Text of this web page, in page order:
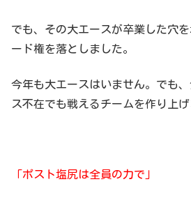
でも、その大エースが卒業した穴
ード権を落としました。
今年も大エースはいません。でも
ス不在でも戦えるチームを作り上げ
「ポスト塩尻は全員の力で」